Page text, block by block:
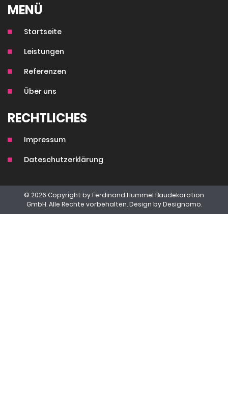
MENÜ
Startseite
Leistungen
Referenzen
Über uns
RECHTLICHES
Impressum
Dateschutzerklärung
© 2026 Copyright by Ferdinand Hummel Baudekoration
GmbH. Alle Rechte vorbehalten. Design byDesignomo.